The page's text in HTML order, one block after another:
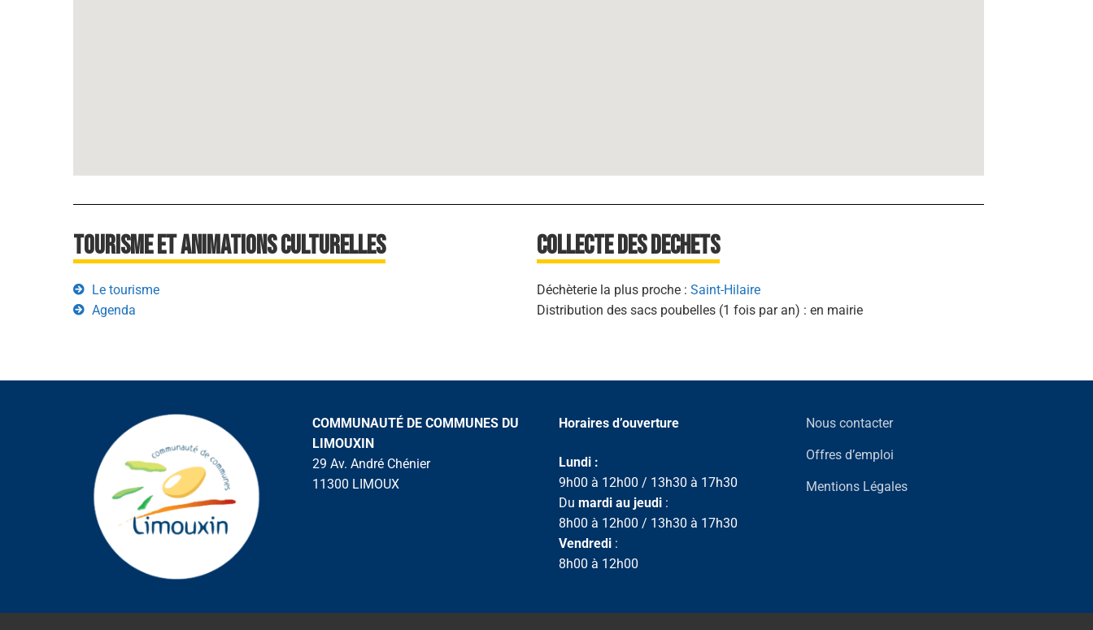
Tourisme et animations culturelles
Le tourisme
Agenda
Collecte des dechets
Déchèterie la plus proche : Saint-Hilaire
Distribution des sacs poubelles (1 fois par an) : en mairie
COMMUNAUTÉ DE COMMUNES DU
LIMOUXIN
29 Av. André Chénier
11300 LIMOUX
Horaires d’ouverture
Lundi :
9h00 à 12h00 / 13h30 à 17h30
Du mardi au jeudi :
8h00 à 12h00 / 13h30 à 17h30
Vendredi :
8h00 à 12h00
Nous contacter
Offres d’emploi
Mentions Légales